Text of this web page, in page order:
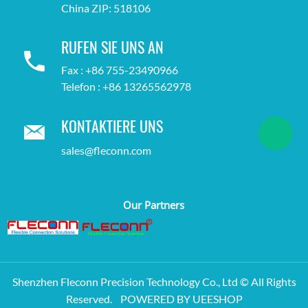
China ZIP: 518106
RUFEN SIE UNS AN
Fax : +86 755-23490966
Telefon : +86 13265562978
KONTAKTIERE UNS
sales@fleconn.com
Our Partners
Shenzhen Fleconn Precision Technology Co., Ltd © All Rights
Reserved. POWERED BY UEESHOP